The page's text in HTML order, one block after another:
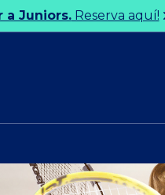
a Juniors.Reserva aquí!